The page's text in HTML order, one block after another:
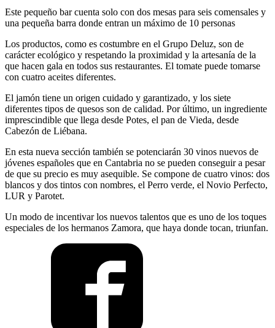
Este pequeño bar cuenta solo con dos mesas para seis comensales y
una pequeña barra donde entran un máximo de 10 personas
Los productos, como es costumbre en el Grupo Deluz, son de
carácter ecológico y respetando la proximidad y la artesanía de la
que hacen gala en todos sus restaurantes. El tomate puede tomarse
con cuatro aceites diferentes.
El jamón tiene un origen cuidado y garantizado, y los siete
diferentes tipos de quesos son de calidad. Por último, un ingrediente
imprescindible que llega desde Potes, el pan de Vieda, desde
Cabezón de Liébana.
En esta nueva sección también se potenciarán 30 vinos nuevos de
jóvenes españoles que en Cantabria no se pueden conseguir a pesar
de que su precio es muy asequible. Se compone de cuatro vinos: dos
blancos y dos tintos con nombres, el Perro verde, el Novio Perfecto,
LUR y Parotet.
Un modo de incentivar los nuevos talentos que es uno de los toques
especiales de los hermanos Zamora, que haya donde tocan, triunfan.